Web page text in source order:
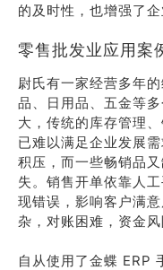
的及时性，也增强了
零售批发业应用案
尉氏有一家经营多年
品、日用品、五金等
大，传统的库存管理
已难以满足企业发展
积压，而一些畅销品
失。销售开单依靠人
现错误，影响客户满
杂，对账困难，资金风
自从使用了金蝶 ERP